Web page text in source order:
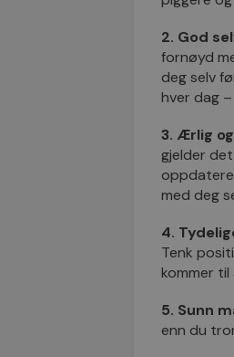
2. God
fornøyd
deg selv
hver dag
3. Ærlig
gjelder
med deg
4.
Tenk
kommer
5. Sunn
enn du